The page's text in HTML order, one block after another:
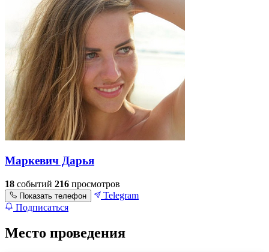
Маркевич Дарья
18 событий 216 просмотров
Показать телефон
Telegram
Подписаться
Место проведения